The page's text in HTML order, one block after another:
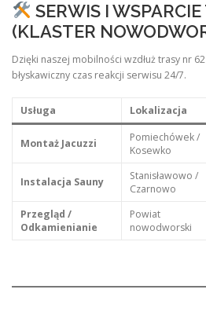
SERWIS I
(KLASTER
Dzięki naszej mobilności wzdłuż trasy nr
błyskawiczny czas reakcji serwisu 24/7.
Usługa Lokalizacja
Montaż Jacuzzi
Pomiechówek /
Kosewko
Instalacja Sauny
Stanisławowo /
Czarnowo
Przegląd /
Odkamienianie
Powiat
nowodworski